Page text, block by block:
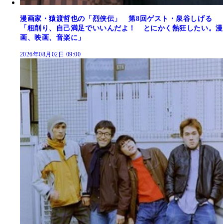
漫画家・猿渡哲也の「烈侠伝」 第8回ゲスト・泉谷しげる
「粗削り、自己満足でいいんだよ！ とにかく熱狂したい。漫
画、映画、音楽に」
2026年08月02日 09:00